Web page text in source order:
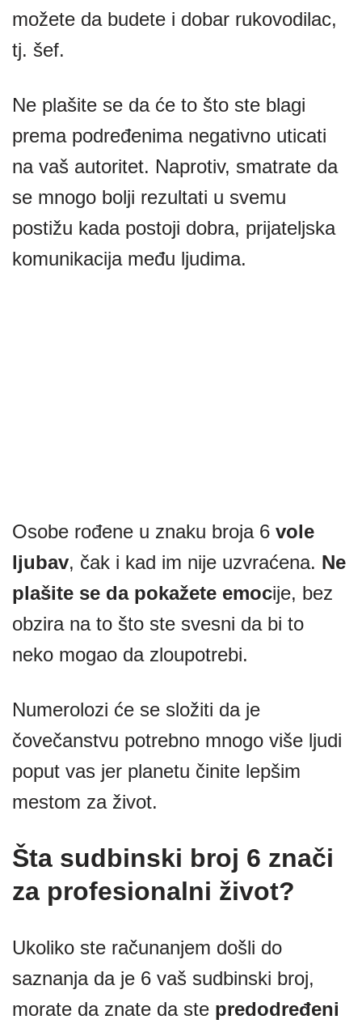
možete da budete i dobar rukovodilac,
tj. šef.
Ne plašite se da će to što ste blagi
prema podređenima negativno uticati
na vaš autoritet. Naprotiv, smatrate da
se mnogo bolji rezultati u svemu
postižu kada postoji dobra, prijateljska
komunikacija među ljudima.
Osobe rođene u znaku broja 6 vole
ljubav, čak i kad im nije uzvraćena. Ne
plašite se da pokažete emocije, bez
obzira na to što ste svesni da bi to
neko mogao da zloupotrebi.
Numerolozi će se složiti da je
čovečanstvu potrebno mnogo više ljudi
poput vas jer planetu činite lepšim
mestom za život.
Šta sudbinski broj 6 znači
za profesionalni život?
Ukoliko ste računanjem došli do
saznanja da je 6 vaš sudbinski broj,
morate da znate da ste predodređeni